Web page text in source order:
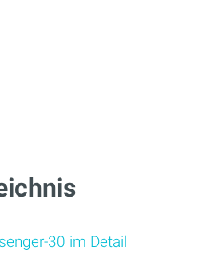
30 im Detail